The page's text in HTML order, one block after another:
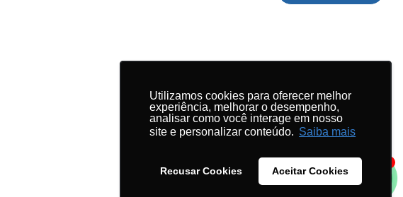
Utilizamos cookies para oferecer melhor
experiência, melhorar o desempenho,
analisar como você interage em nosso
site e personalizar conteúdo. Saiba mais
Recusar Cookies Aceitar Cookies
Utilizamos cookies para oferecer melhor
experiência, melhorar o desempenho,
analisar como você interage em nosso
site e personalizar conteúdo. Saiba mais
Recusar Cookies Aceitar Cookies